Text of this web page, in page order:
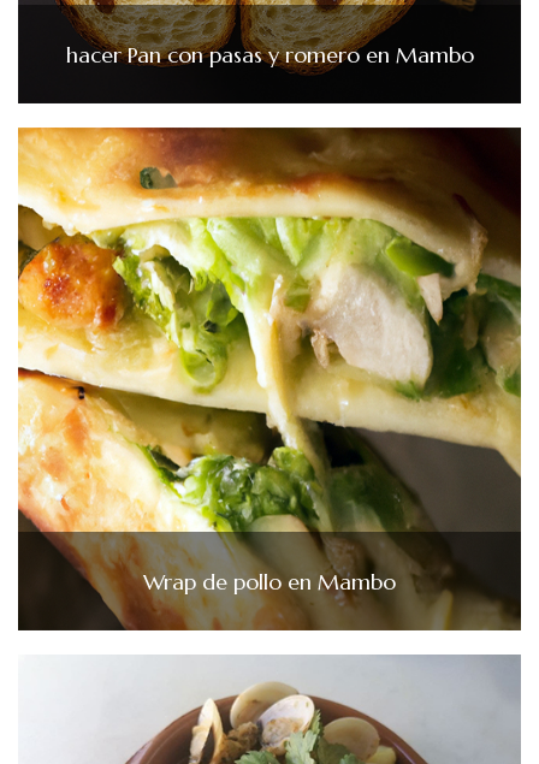
hacer Pan con pasas y romero en Mambo
Wrap de pollo en Mambo